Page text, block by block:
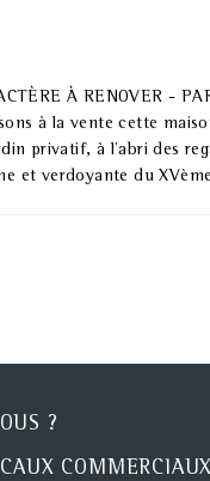
À RENOVER -
à la vente cette
privatif, à l'abri des
et verdoyante du
?
COMMERCIAUX